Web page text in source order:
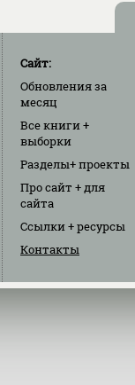
Сайт:
Обновленияза
месяц
Все книги+
выборки
Разделы+ проекты
Про сайт + для
сайта
Ссылки+ ресурсы
Контакты